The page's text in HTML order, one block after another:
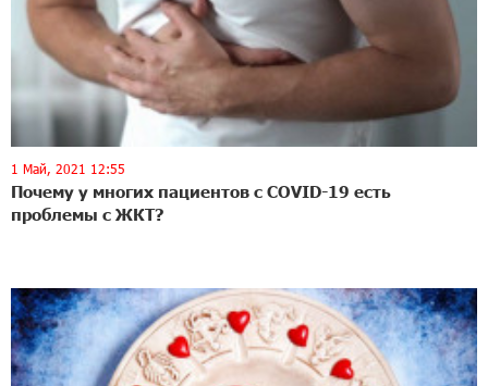
1 Май, 2021 12:55
Почему у многих пациентов с COVID-19 есть
проблемы с ЖКТ?